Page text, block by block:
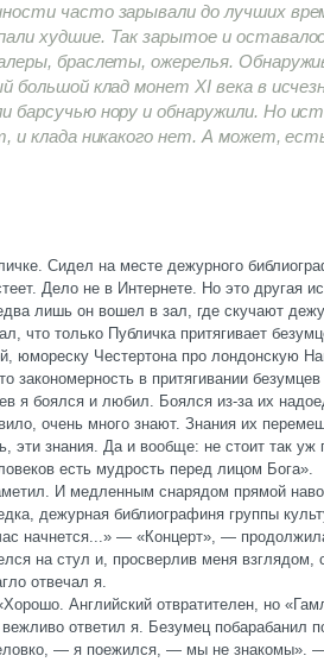
часто зарывали до лучших
худшие. Так зарытое и
браслеты, ожерелья.
большой клад монет XIвека в
барсучью нору и обнаружили. Но
и клада никакого нет. А может,
Сидел на месте дежурного
Дело не в Интернете. Но это другая
лишь он вошел в зал, где скучают
что только Публичка притягивает
юмореску Честертона про лондонскую
закономерность в притягивании
я боялся и любил. Боялся из-за их
очень много знают. Знания их
эти знания. Да и вообще: не стоит так уж
есть мудрость перед лицом Бога».
И медленным снарядом прямой
дежурная библиографиня группы
начнется...» — «Концерт», —
на стул и, просверлив меня
отвечал я.
Английский отвратителен, но
ответил я. Безумец побарабанил
— я поежился, — мы не знакомы».